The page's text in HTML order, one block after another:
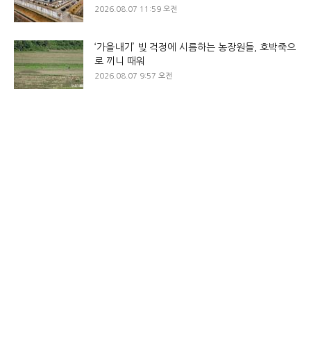
2026.08.07 11:59 오전
‘가을내기’ 빚 걱정에 시름하는 농장원들, 호박죽으
로 끼니 때워
2026.08.07 9:57 오전